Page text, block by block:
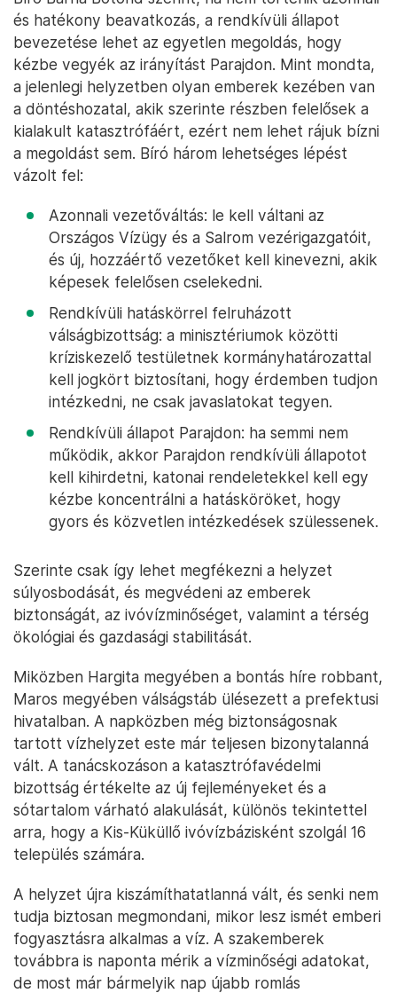
és hatékony beavatkozás, a rendkívüli állapot
bevezetése lehet az egyetlen megoldás, hogy
kézbe vegyék az irányítást Parajdon. Mint mondta,
a jelenlegi helyzetben olyan emberek kezében van
a döntéshozatal, akik szerinte részben felelősek a
kialakult katasztrófáért, ezért nem lehet rájuk bízni
a megoldást sem. Bíró három lehetséges lépést
vázolt fel:
Azonnali vezetőváltás: le kell váltani az
Országos Vízügy és a Salrom vezérigazgatóit,
és új, hozzáértő vezetőket kell kinevezni, akik
képesek felelősen cselekedni.
Rendkívüli hatáskörrel felruházott
válságbizottság: a minisztériumok közötti
kríziskezelő testületnek kormányhatározattal
kell jogkört biztosítani, hogy érdemben tudjon
intézkedni, ne csak javaslatokat tegyen.
Rendkívüli állapot Parajdon: ha semmi nem
működik, akkor Parajdon rendkívüli állapotot
kell kihirdetni, katonai rendeletekkel kell egy
kézbe koncentrálni a hatásköröket, hogy
gyors és közvetlen intézkedések szülessenek.
Szerinte csak így lehet megfékezni a helyzet
súlyosbodását, és megvédeni az emberek
biztonságát, az ivóvízminőséget, valamint a térség
ökológiai és gazdasági stabilitását.
Miközben Hargita megyében a bontás híre robbant,
Maros megyében válságstáb ülésezett a prefektusi
hivatalban. A napközben még biztonságosnak
tartott vízhelyzet este már teljesen bizonytalanná
vált. A tanácskozáson a katasztrófavédelmi
bizottság értékelte az új fejleményeket és a
sótartalom várható alakulását, különös tekintettel
arra, hogy a Kis-Küküllő ivóvízbázisként szolgál 16
település számára.
A helyzet újra kiszámíthatatlanná vált, és senki nem
tudja biztosan megmondani, mikor lesz ismét emberi
fogyasztásra alkalmas a víz. A szakemberek
továbbra is naponta mérik a vízminőségi adatokat,
de most már bármelyik nap újabb romlás